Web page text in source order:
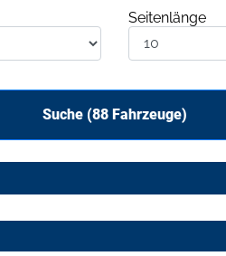
Seitenlänge
Suche (88 Fahrzeuge)